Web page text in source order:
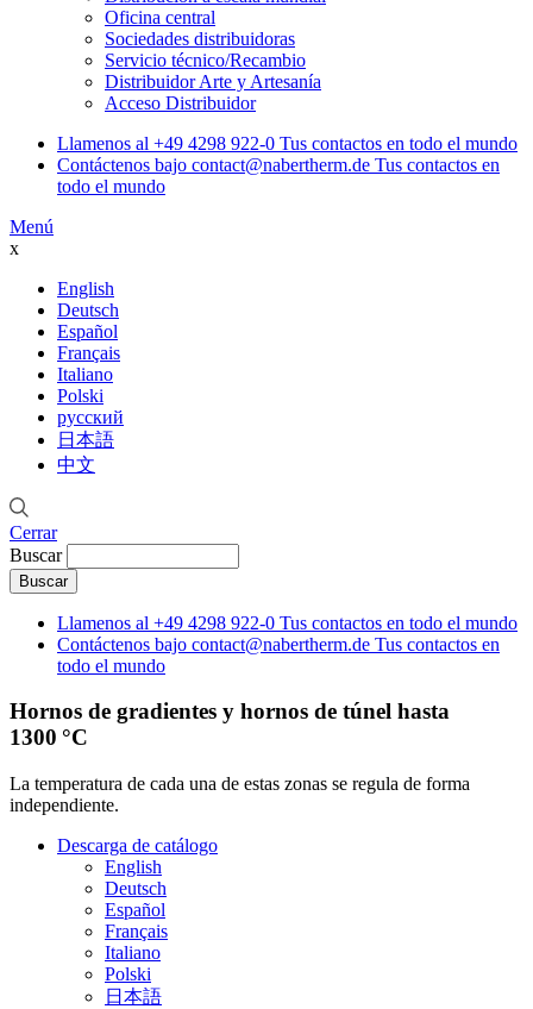
Oficina central
Sociedades distribuidoras
Servicio técnico/Recambio
Distribuidor Arte y Artesanía
Acceso Distribuidor
Llamenos al +49 4298 922-0 Tus contactos en todo el mundo
Contáctenos bajo contact@nabertherm.de Tus contactos en
todo el mundo
Menú
x
English
Deutsch
Español
Français
Italiano
Polski
русский
日本語
中文
Cerrar
Buscar
Llamenos al +49 4298 922-0 Tus contactos en todo el mundo
Contáctenos bajo contact@nabertherm.de Tus contactos en
todo el mundo
Hornos de gradientes y hornos de túnel hasta
1300 °C
La temperatura de cada una de estas zonas se regula de forma
independiente.
Descarga de catálogo
English
Deutsch
Español
Français
Italiano
Polski
日本語